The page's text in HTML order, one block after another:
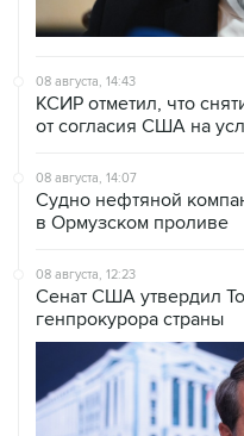
08 августа, 14:43
КСИР отметил, что
от согласия США на
08 августа, 14:07
Судно нефтяной
в Ормузском проливе
08 августа, 12:23
Сенат США утвердил
генпрокурора страны